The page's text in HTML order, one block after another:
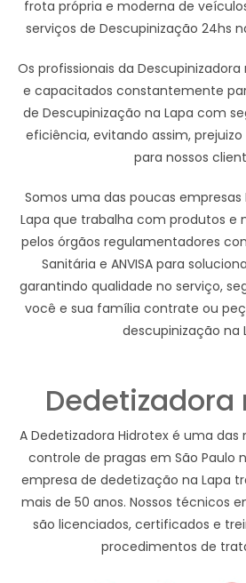
frota própria e moderna de
serviços de Descupinização 24hs
Os profissionais da
e capacitados constantemente
de Descupinização na Lapa com
eficiência, evitando assim,
para nossos
Somos uma das poucas empresas
Lapa que trabalha com produtos e
pelos órgãos regulamentadores
Sanitária e ANVISA para
garantindo qualidade no serviço,
você e sua família contrate ou
descupinização na
Dedetizadora
A Dedetizadora Hidrotex é uma das
controle de pragas em São Paulo
empresa de dedetização na Lapa
mais de 50 anos. Nossos técnicos
são licenciados, certificados e
procedimentos de